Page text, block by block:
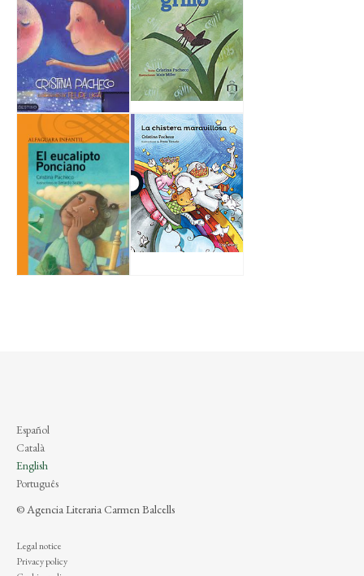
Español
Català
English
Português
© Agencia Literaria Carmen Balcells
Legal notice
Privacy policy